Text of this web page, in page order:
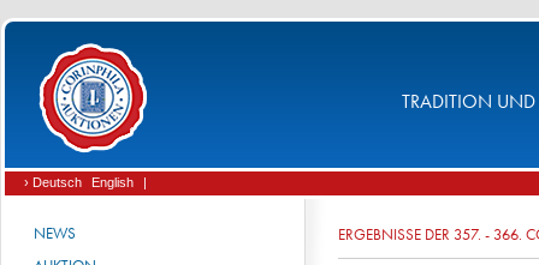
TRADITION UND
› Deutsch English |
NEWS
ERGEBNISSE DER 357. - 366.